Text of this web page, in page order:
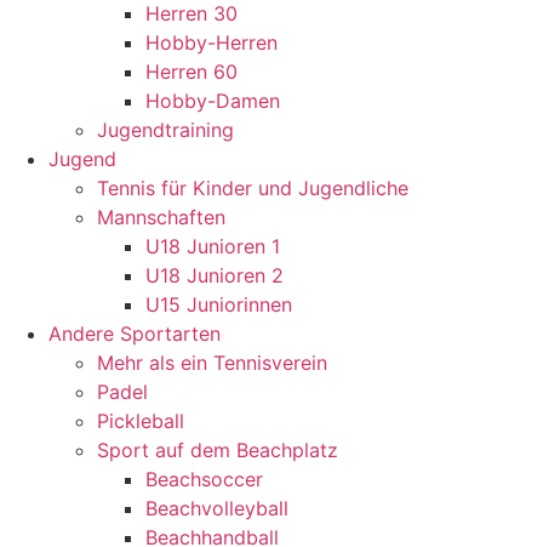
Herren 30
Hobby-Herren
Herren 60
Hobby-Damen
Jugendtraining
Jugend
Tennis für Kinder und Jugendliche
Mannschaften
U18 Junioren 1
U18 Junioren 2
U15 Juniorinnen
Andere Sportarten
Mehr als ein Tennisverein
Padel
Pickleball
Sport auf dem Beachplatz
Beachsoccer
Beachvolleyball
Beachhandball